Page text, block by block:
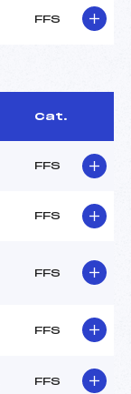
FFS
Cat.
FFS
FFS
FFS
FFS
FFS